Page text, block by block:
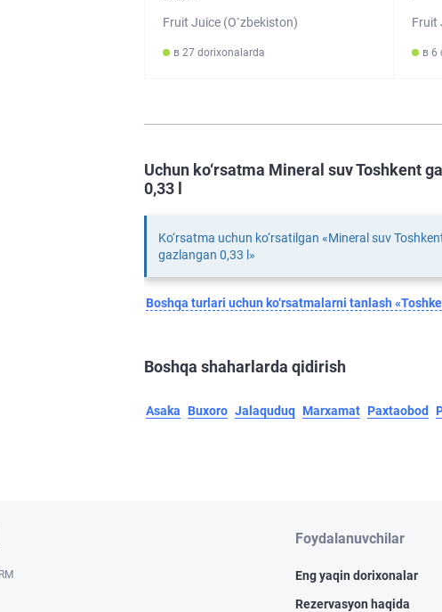
Fruit Juice (O`zbekiston)
в 27 dorixonalarda
Fruit
в 6
Uchun ko‘rsatma Mineral suv Toshkent
0,33 l
Ko‘rsatma uchun ko‘rsatilgan «Mineral suv
gazlangan 0,33 l»
Boshqa turlari uchun ko‘rsatmalarni tanlash
Boshqa shaharlarda qidirish
Asaka Buxoro Jalaquduq Marxamat Paxtaobod
Foydalanuvchilar
Eng yaqin dorixonalar
Rezervasyon haqida